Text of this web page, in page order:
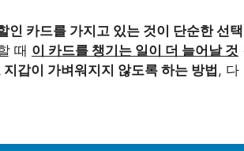
인 카드를 가지고 있는 것이 단순한 선
때 이 카드를 챙기는 일이 더 늘어날 것
갑이 가벼워지지 않도록 하는 방법 , 다